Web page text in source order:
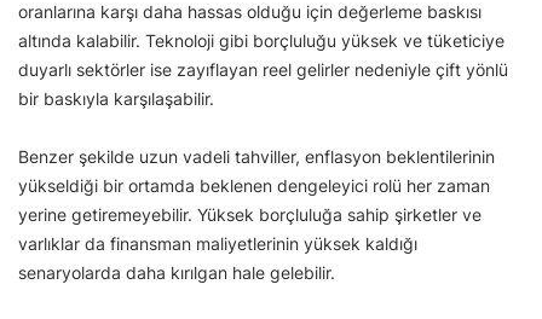
oranlarına karşı daha hassas olduğu için değerleme baskısı
altında kalabilir. Teknoloji gibi borçluluğu yüksek ve tüketiciye
duyarlı sektörler ise zayıflayan reel gelirler nedeniyle çift yönlü
bir baskıyla karşılaşabilir.
Benzer şekilde uzun vadeli tahviller, enflasyon beklentilerinin
yükseldiği bir ortamda beklenen dengeleyici rolü her zaman
yerine getiremeyebilir. Yüksek borçluluğa sahip şirketler ve
varlıklar da finansman maliyetlerinin yüksek kaldığı
senaryolarda daha kırılgan hale gelebilir.